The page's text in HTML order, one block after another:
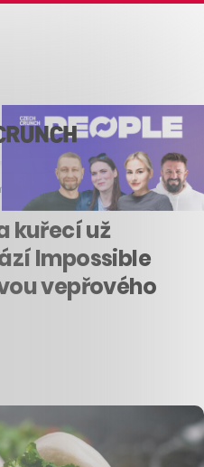
čtení
kuřecí už
Impossible
vepřového